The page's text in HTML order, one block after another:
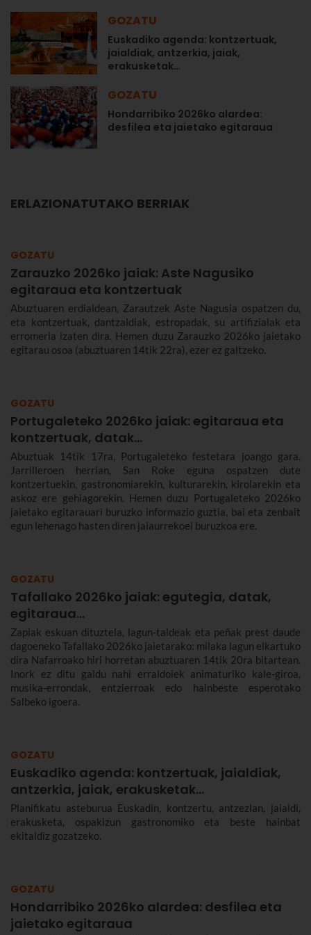
GOZATU
Euskadiko agenda: kontzertuak,
jaialdiak, antzerkia, jaiak,
erakusketak…
GOZATU
Hondarribiko 2026ko alardea:
desfilea eta jaietako egitaraua
ERLAZIONATUTAKO BERRIAK
GOZATU
Zarauzko 2026ko jaiak: Aste Nagusiko
egitaraua eta kontzertuak
Abuztuaren erdialdean, Zarautzek Aste Nagusia ospatzen du,
eta kontzertuak, dantzaldiak, estropadak, su artifizialak eta
erromeria izaten dira. Hemen duzu Zarauzko 2026ko jaietako
egitarau osoa (abuztuaren 14tik 22ra), ezer ez galtzeko.
GOZATU
Portugaleteko 2026ko jaiak: egitaraua eta
kontzertuak, datak...
Abuztuak 14tik 17ra, Portugaleteko festetara joango gara.
Jarrilleroen herrian, San Roke eguna ospatzen dute
kontzertuekin, gastronomiarekin, kulturarekin, kirolarekin eta
askoz ere gehiagorekin. Hemen duzu Portugaleteko 2026ko
jaietako egitarauari buruzko informazio guztia, bai eta zenbait
egun lehenago hasten diren jaiaurrekoei buruzkoa ere.
GOZATU
Tafallako 2026ko jaiak: egutegia, datak,
egitaraua...
Zapiak eskuan dituztela, lagun-taldeak eta peñak prest daude
dagoeneko Tafallako 2026ko jaietarako: milaka lagun elkartuko
dira Nafarroako hiri horretan abuztuaren 14tik 20ra bitartean.
Inork ez ditu galdu nahi erraldoiek animaturiko kale-giroa,
musika-errondak, entzierroak edo hainbeste esperotako
Salbeko igoera.
GOZATU
Euskadiko agenda: kontzertuak, jaialdiak,
antzerkia, jaiak, erakusketak…
Planifikatu asteburua Euskadin, kontzertu, antzezlan, jaialdi,
erakusketa, ospakizun gastronomiko eta beste hainbat
ekitaldiz gozatzeko.
GOZATU
Hondarribiko 2026ko alardea: desfilea eta
jaietako egitaraua